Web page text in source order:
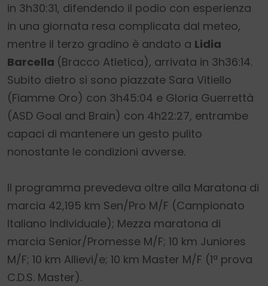
in 3h30:31, difendendo il podio con esperienza
in una giornata resa complicata dal meteo,
mentre il terzo gradino è andato a Lidia
Barcella (Bracco Atletica), arrivata in 3h36:14.
Subito dietro si sono piazzate Sara Vitiello
(Fiamme Oro) con 3h45:04 e Gloria Guerrettà
(ASD Goal and Brain) con 4h22:27, entrambe
capaci di mantenere un gesto pulito
nonostante le condizioni avverse.
Il programma prevedeva oltre alla Maratona di
marcia 42,195 km Sen/Pro M/F (Campionato
Italiano Individuale); Mezza maratona di
marcia Senior/Promesse M/F; 10 km Juniores
M/F; 10 km Allievi/e; 10 km Master M/F (1ª prova
C.D.S. Master).